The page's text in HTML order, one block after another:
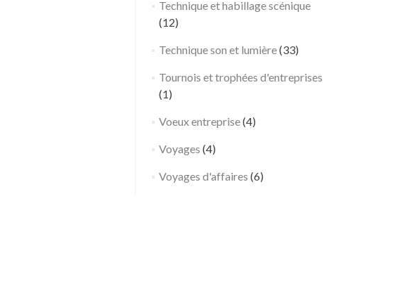
e
G
r
e
Technique et habillage scénique
(12)
Technique son et lumière(33)
Tournois et trophées d'entreprises
(1)
Voeux entreprise(4)
Voyages (4)
Voyages d'affaires (6)